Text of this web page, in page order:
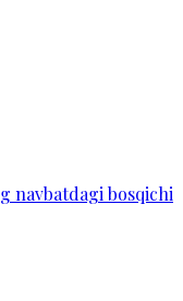
navbatdagi bosqichi